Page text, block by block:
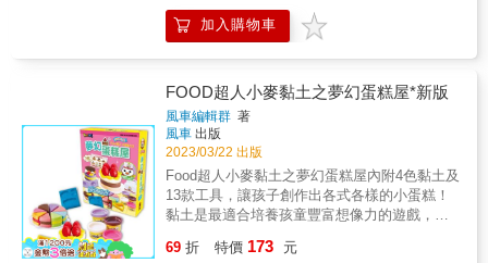
想遊戲！做黏土時需要運用手部與眼睛配合，
能加強手眼協調，為日後書寫能力打好基礎。
需要先思考，並非只是玩樂，能發展孩子的智
力，越玩越聰明！注意事項：●此黏土的主要成
分為小麥。如果出現過敏現象，請找醫生診
斷。●使用後，請將黏土放入回容器，蓋子為密
封設計，關緊並妥善保管。●容器毀損易造成黏
土變硬，請勿繼續使用。●黏土表面有時會有白
色的結晶，純粹是鹽分，請安心使用。●手上有
傷口時，請勿使用本產品。●為避免破損或故
障，請勿過度施力於附屬之道具。●請一起保存
加入購物車
FOOD超人小麥黏土之夢幻蛋糕屋*新版
風車編輯群 著
風車 出版
2023/03/22 出版
Food超人小麥黏土之夢幻蛋糕屋內附4色黏土及
13款工具，讓孩子創作出各式各樣的小蛋糕！
黏土是最適合培養孩童豐富想像力的遊戲，還
後，讓親子或是朋友間扮家家酒，或是自行發
69 折 特價 173 元